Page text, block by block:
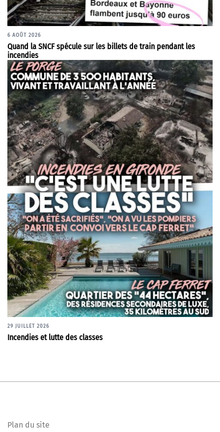
6 AOÛT 2026
Quand la SNCF spécule sur les billets de train pendant les
incendies
29 JUILLET 2026
Incendies et lutte des classes
Plan du site